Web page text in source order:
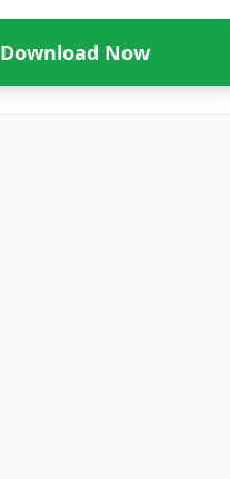
Download Now